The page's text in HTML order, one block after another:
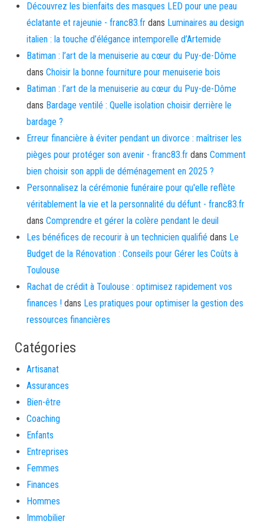
Découvrez les bienfaits des masques LED pour une peau
éclatante et rajeunie - franc83.fr dans Luminaires au design
italien : la touche d’élégance intemporelle d’Artemide
Batiman : l’art de la menuiserie au cœur du Puy-de-Dôme
dans Choisir la bonne fourniture pour menuiserie bois
Batiman : l’art de la menuiserie au cœur du Puy-de-Dôme
dans Bardage ventilé : Quelle isolation choisir derrière le
bardage ?
Erreur financière à éviter pendant un divorce : maîtriser les
pièges pour protéger son avenir - franc83.fr dans Comment
bien choisir son appli de déménagement en 2025 ?
Personnalisez la cérémonie funéraire pour qu'elle reflète
véritablement la vie et la personnalité du défunt - franc83.fr
dans Comprendre et gérer la colère pendant le deuil
Les bénéfices de recourir à un technicien qualifié dans Le
Budget de la Rénovation : Conseils pour Gérer les Coûts à
Toulouse
Rachat de crédit à Toulouse : optimisez rapidement vos
finances ! dans Les pratiques pour optimiser la gestion des
ressources financières
Catégories
Artisanat
Assurances
Bien-être
Coaching
Enfants
Entreprises
Femmes
Finances
Hommes
Immobilier